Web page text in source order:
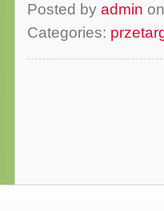
Posted by admin
Categories: